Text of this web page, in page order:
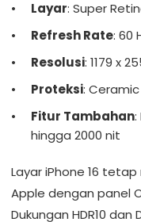
Layar: Super
Refresh Rate: 60
Resolusi: 1179 x
Proteksi:
Fitur Tambahan:
hingga 2000 nit
Layar iPhone 16
Apple dengan panel
Dukungan HDR10